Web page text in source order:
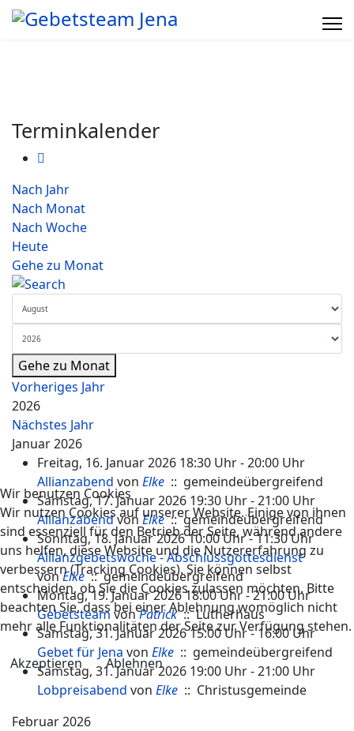
Terminkalender
Nach Jahr
Nach Monat
Nach Woche
Heute
Gehe zu Monat
Gehe zu Monat
Vorheriges Jahr
2026
Nächstes Jahr
Januar 2026
Freitag, 16. Januar 2026 18:30 Uhr - 20:00 Uhr
Allianzabend von Elke :: gemeindeübergreifend
Samstag, 17. Januar 2026 19:30 Uhr - 21:00 Uhr
Allianzabendvon Elke:: gemeindeübergreifend
Sonntag, 18. Januar 2026 10:00 Uhr - 11:30 Uhr
Allianzgebetswoche - Abschlussgottesdienst
von Elke:: gemeindeübergreifend
Montag, 19. Januar 2026 18:00 Uhr - 21:00 Uhr
Gebetsteam von Patrick:: Lutherhaus
Samstag, 31. Januar 2026 15:00 Uhr - 16:00 Uhr
Gebet für Jena von Elke :: gemeindeübergreifend
Samstag, 31. Januar 2026 19:00 Uhr - 21:00 Uhr
Lobpreisabend von Elke :: Christusgemeinde
Februar 2026
Wir benutzen Cookies
Wir nutzen Cookies auf unserer Website. Einige von ihnen
sind essenziell für den Betrieb der Seite, während andere
uns helfen, diese Website und die Nutzererfahrung zu
verbessern (Tracking Cookies). Sie können selbst
entscheiden, ob Sie die Cookies zulassen möchten. Bitte
beachten Sie, dass bei einer Ablehnung womöglich nicht
mehr alle Funktionalitäten der Seite zur Verfügung stehen.
Akzeptieren Ablehnen